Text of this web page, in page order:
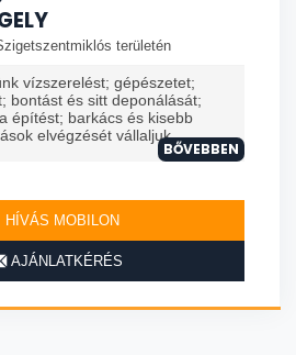
területén
vízszerelést; gépészetet;
bontást és sitt deponálását;
építést; barkács és kisebb
elvégzését vállaljuk...
BŐVEBBEN
HÍVÁS MOBILON
AJÁNLATKÉRÉS